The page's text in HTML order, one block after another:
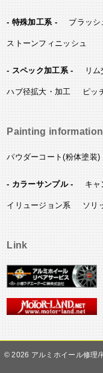
- 特殊加工系 - ブラッシ
ストーンフィニッシュ
- スペック加工系 - リ
ハブ径拡大・加工 ピッ
Painting information
パウダーコート(粉体塗装)
- カラーサンプル - キャ
イリュージョン系 ソリ
Link
©
アルミホイール修理